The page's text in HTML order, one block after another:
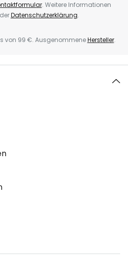
. Weitere Informationen
Datenschutzerklärung.
von 99 €. AusgenommeneHersteller.